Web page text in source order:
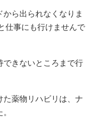
ら出られなくなりま
仕事にも行けませんで
きないところまで行
薬物リハビリは、ナ